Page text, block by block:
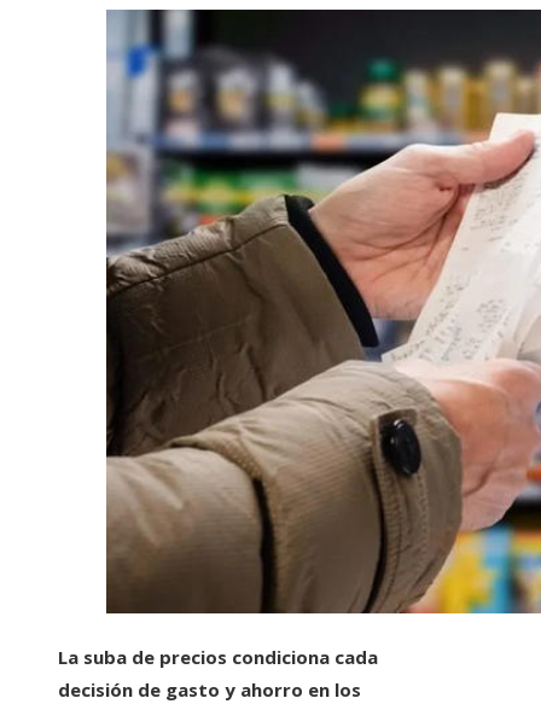
La suba de precios condiciona cada
decisión de gasto y ahorro en los